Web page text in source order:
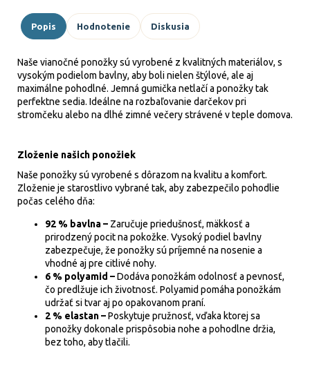
Popis Hodnotenie Diskusia
Naše vianočné ponožky sú vyrobené z kvalitných materiálov, s
vysokým podielom bavlny, aby boli nielen štýlové, ale aj
maximálne pohodlné. Jemná gumička netlačí a ponožky tak
perfektne sedia. Ideálne na rozbaľovanie darčekov pri
stromčeku alebo na dlhé zimné večery strávené v teple domova.
Zloženie našich ponožiek
Naše ponožky sú vyrobené s dôrazom na kvalitu a komfort.
Zloženie je starostlivo vybrané tak, aby zabezpečilo pohodlie
počas celého dňa:
92 % bavlna – Zaručuje priedušnosť, mäkkosť a
prirodzený pocit na pokožke. Vysoký podiel bavlny
zabezpečuje, že ponožky sú príjemné na nosenie a
vhodné aj pre citlivé nohy.
6 % polyamid –Dodáva ponožkám odolnosť a pevnosť,
čo predlžuje ich životnosť. Polyamid pomáha ponožkám
udržať si tvar aj po opakovanom praní.
2 % elastan –Poskytuje pružnosť, vďaka ktorej sa
ponožky dokonale prispôsobia nohe a pohodlne držia,
bez toho, aby tlačili.